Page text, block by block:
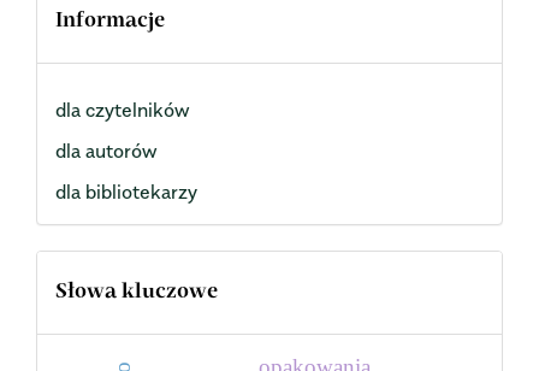
Informacje
dla czytelników
dla autorów
dla bibliotekarzy
Słowa kluczowe